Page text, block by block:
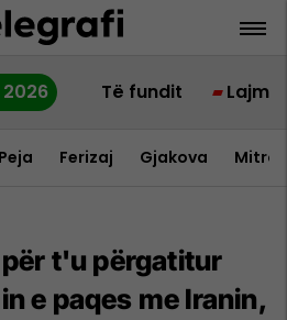
Të fundit Lajme
Peja Ferizaj Gjakova
t'u përgatitur
e paqes me Iranin,